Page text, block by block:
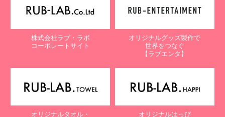
株式会社ラブ・ラボ
コーポレートサイト
オリジナルグッズ製作で
世界をつなぐ
【ラブエンタ】
オリジナルタオル・ オリジナルはっぴ